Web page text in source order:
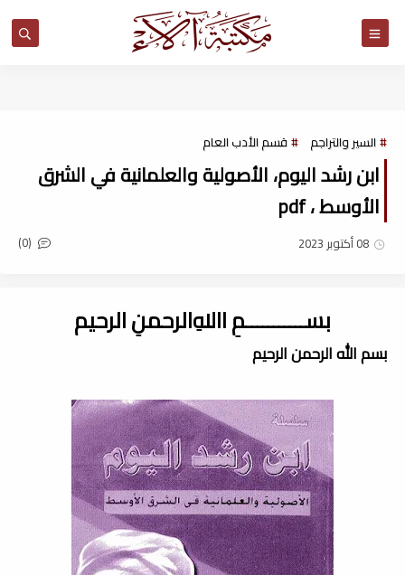
السير والتراجم قسم الأدب العام
ابن رشد اليوم، الأصولية والعلمانية في الشرق
الأوسط ، pdf
08 أكتوبر 2023 (0)
بســـــــــــمِ اﷲِالرحمنِ الرحيم
بسم الله الرحمن الرحيم